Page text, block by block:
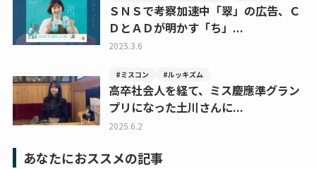
ＳＮＳで考察加速中「翠」の広告、Ｃ
ＤとＡＤが明かす「ち」...
2025.3.6
#ミスコン #ルッキズム
高卒社会人を経て、ミス慶應準グラン
プリになった土川さんに...
2025.6.2
あなたにおススメの記事